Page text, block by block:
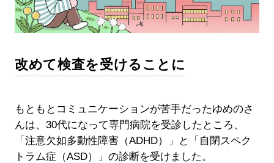
改めて検査を受けることに
もともとコミュニケーションが苦手だったゆめのさ
んは、30代になって専門病院を受診したところ、
「注意欠如多動性障害（ADHD）」と「自閉スペク
トラム症（ASD）」の診断を受けました。